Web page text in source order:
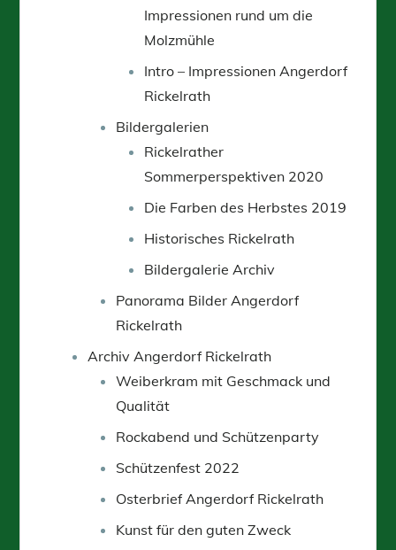
Impressionen rund um die
Molzmühle
Intro – Impressionen Angerdorf
Rickelrath
Bildergalerien
Rickelrather
Sommerperspektiven 2020
Die Farben des Herbstes 2019
Historisches Rickelrath
Bildergalerie Archiv
Panorama Bilder Angerdorf
Rickelrath
Archiv Angerdorf Rickelrath
Weiberkram mit Geschmack und
Qualität
Rockabend und Schützenparty
Schützenfest 2022
Osterbrief Angerdorf Rickelrath
Kunst für den guten Zweck